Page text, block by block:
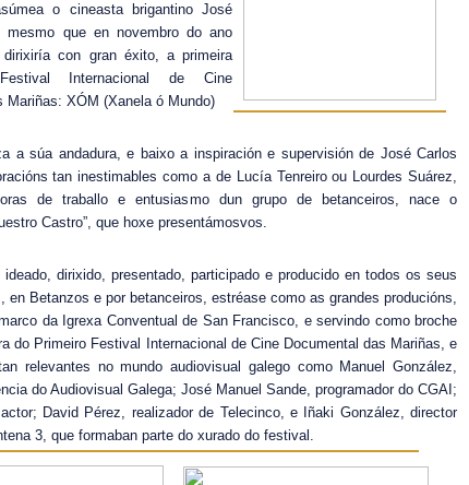
o cineasta brigantino José
mesmo que en novembro do ano
dirixiría con gran éxito, a primeira
Internacional de Cine
Mariñas: XÓM (Xanela ó Mundo)
a súa andadura, e baixo a inspiración e supervisión de José Carlos
tan inestimables como a de Lucía Tenreiro ou Lourdes Suárez,
de traballo e entusiasmo dun grupo de betanceiros, nace o
Castro”, que hoxe presentámosvos.
ideado, dirixido, presentado, participado e producido en todos os seus
en Betanzos e por betanceiros, estréase como as grandes producións,
da Igrexa Conventual de San Francisco, e servindo como broche
do Primeiro Festival Internacional de Cine Documental das Mariñas, e
relevantes no mundo audiovisual galego como Manuel González,
do Audiovisual Galega; José Manuel Sande, programador do CGAI;
David Pérez, realizador de Telecinco, e Iñaki González, director
3, que formaban parte do xurado do festival.